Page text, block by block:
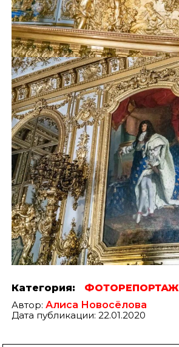
Категория:
ФОТОРЕПОРТАЖ
Автор:Алиса Новосёлова
Дата публикации: 22.01.2020